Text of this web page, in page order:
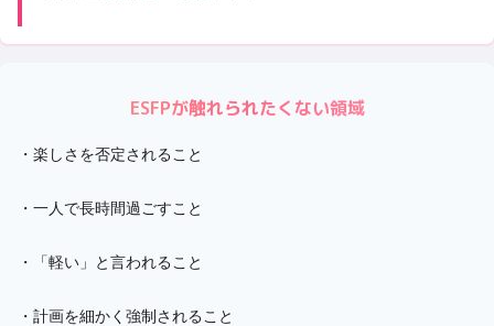
ESFPが触れられたくない領域
・ 楽しさを否定されること
・ 一人で長時間過ごすこと
・ 「軽い」と言われること
・ 計画を細かく強制されること